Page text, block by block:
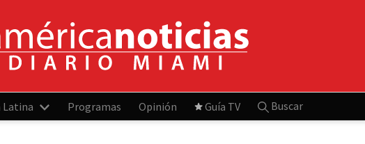
Latina Programas Opinión Guía TV Buscar